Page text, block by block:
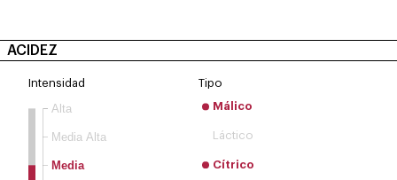
ACIDEZ
Intensidad
Media
Media Alta
Alta
Tipo
Málico
Láctico
Cítrico